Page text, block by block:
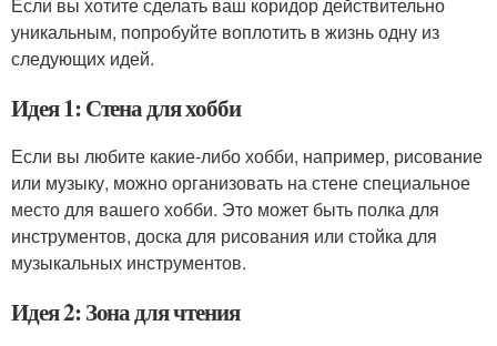
уникальным, попробуйте воплотить в жизнь одну из
следующих идей.
Идея 1: Стена для хобби
Если вы любите какие-либо хобби, например, рисование
или музыку, можно организовать на стене специальное
место для вашего хобби. Это может быть полка для
инструментов, доска для рисования или стойка для
музыкальных инструментов.
Идея 2: Зона для чтения